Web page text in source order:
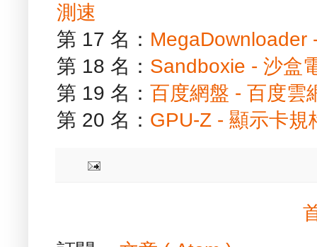
測速
第 17 名： MegaDownloader
第 18 名： Sandboxie - 沙盒
第 19 名： 百度網盤 - 百度雲
第 20 名： GPU-Z - 顯示卡規